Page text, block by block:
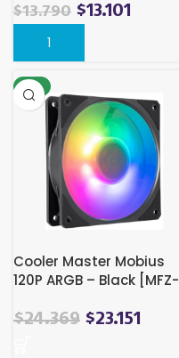
$13.790 $13.101
-8%
Cooler Master Mobius
120P ARGB – Black [MFZ-
El
$24.369El$23.151